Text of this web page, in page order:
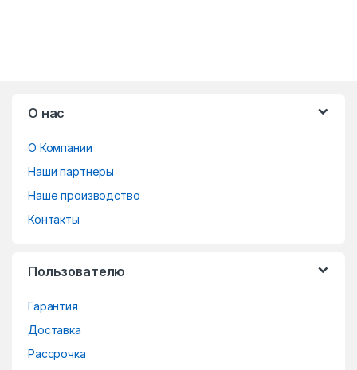
О нас
О Компании
Наши партнеры
Наше производство
Контакты
Пользователю
Гарантия
Доставка
Рассрочка